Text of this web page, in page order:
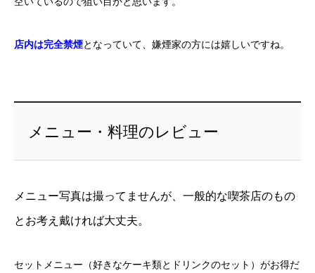
店内は完全禁煙となっていて、嫌煙家の方には嬉しいですね。
メニュー・料理のレビュー
メニュー写真は撮ってませんが、一般的な喫茶店のもの
とお考え戴ければ大丈夫。
セットメニュー（好きなケーキ類とドリンクのセット）がお得だ